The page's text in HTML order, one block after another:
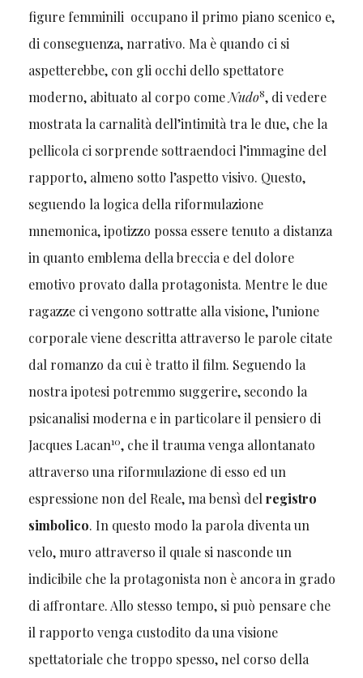
figure femminili occupano il primo piano scenico e,
di conseguenza, narrativo. Ma è quando ci si
aspetterebbe, con gli occhi dello spettatore
moderno, abituato al corpo comeNudo8, di vedere
mostrata la carnalità dell’intimità tra le due, che la
pellicola ci sorprende sottraendoci l’immagine del
rapporto, almeno sotto l’aspetto visivo. Questo,
seguendo la logica della riformulazione
mnemonica, ipotizzo possa essere tenuto a distanza
in quanto emblema della breccia e del dolore
emotivo provato dalla protagonista. Mentre le due
ragazze ci vengono sottratte alla visione, l’unione
corporale viene descritta attraverso le parole citate
dal romanzo da cui è tratto il film. Seguendo la
nostra ipotesi potremmo suggerire, secondo la
psicanalisi moderna e in particolare il pensiero di
Jacques Lacan10, che il trauma venga allontanato
attraverso una riformulazione di esso ed un
espressione non del Reale, ma bensì delregistro
simbolico. In questo modo la parola diventa un
velo, muro attraverso il quale si nasconde un
indicibile che la protagonista non è ancora in grado
di affrontare. Allo stesso tempo, si può pensare che
il rapporto venga custodito da una visione
spettatoriale che troppo spesso, nel corso della